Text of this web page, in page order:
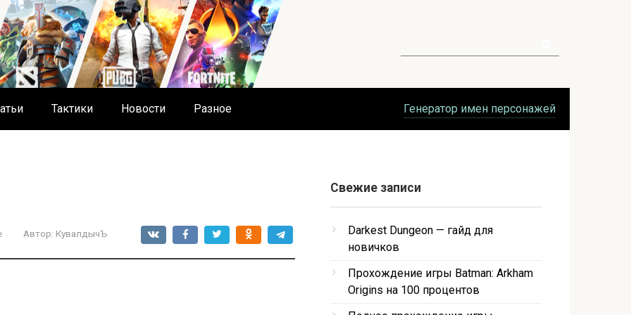
Тактики Новости Разное Генератор имен персонажей
Автор: КувалдычЪ
Свежие записи
Darkest Dungeon — гайд для
новичков
Прохождение игры Batman: Arkham
Origins на 100 процентов